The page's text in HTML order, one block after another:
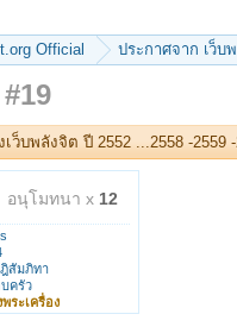
Official ประกาศจาก เว็บ
ว็บพลังจิต ปี 2552 ...2558 -2559 -
อนุโมทนา x 12
สัมภิทา
ครัว
ระเครื่อง